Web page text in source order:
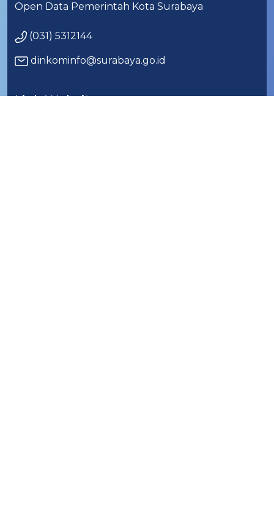
Open Data Pemerintah Kota Surabaya
(031) 5312144
dinkominfo@surabaya.go.id
Link Website